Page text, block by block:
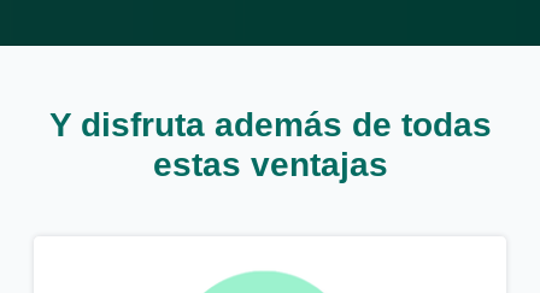
Y disfruta además de todas
estas ventajas